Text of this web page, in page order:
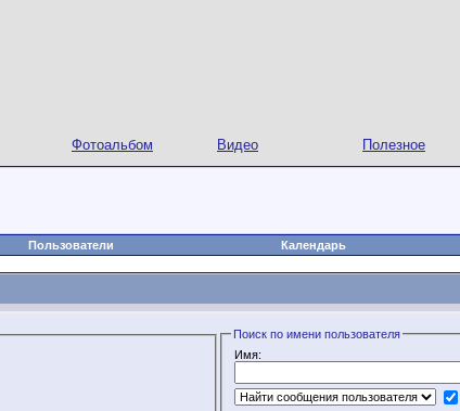
Фотоальбом Видео Полезное
Пользователи Календарь
Поиск по имени пользователя
Имя: